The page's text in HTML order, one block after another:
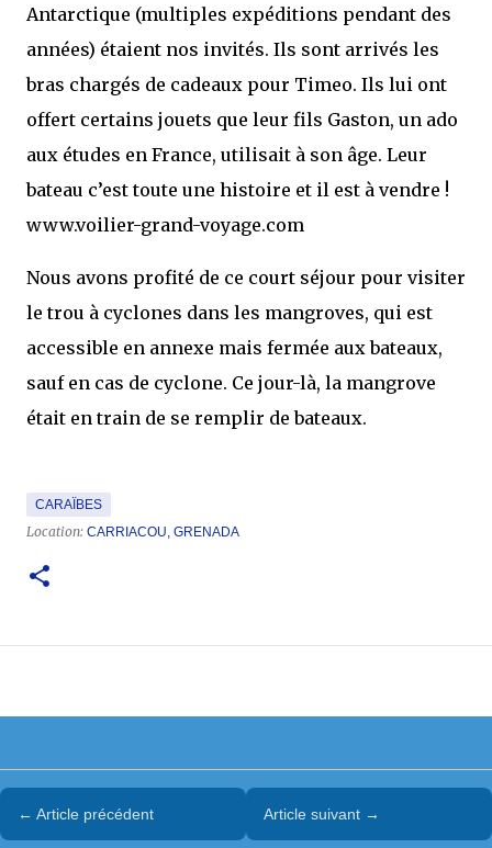
Antarctique (multiples expéditions pendant des
années) étaient nos invités. Ils sont arrivés les
bras chargés de cadeaux pour Timeo. Ils lui ont
offert certains jouets que leur fils Gaston, un ado
aux études en France, utilisait à son âge. Leur
bateau c’est toute une histoire et il est à vendre !
www.voilier-grand-voyage.com
Nous avons profité de ce court séjour pour visiter
le trou à cyclones dans les mangroves, qui est
accessible en annexe mais fermée aux bateaux,
sauf en cas de cyclone. Ce jour-là, la mangrove
était en train de se remplir de bateaux.
CARAÏBES
Location: CARRIACOU, GRENADA
← Article précédent Article suivant →